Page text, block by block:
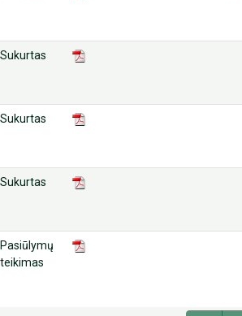
Sukurtas
Sukurtas
Sukurtas
Pasiūlymų
teikimas